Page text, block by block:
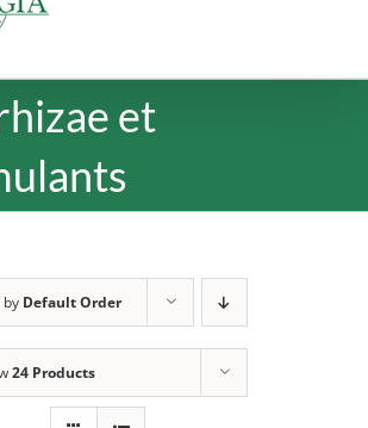
et
by Default Order
24 Products